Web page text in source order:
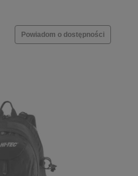
Powiadom o dostępności